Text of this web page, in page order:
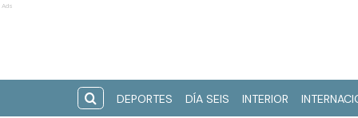
Ads
DEPORTES DÍA SEIS INTERIOR